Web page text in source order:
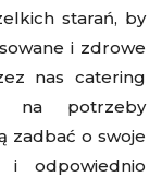
starań, by
i zdrowe
nas catering
na potrzeby
zadbać o swoje
i odpowiednio